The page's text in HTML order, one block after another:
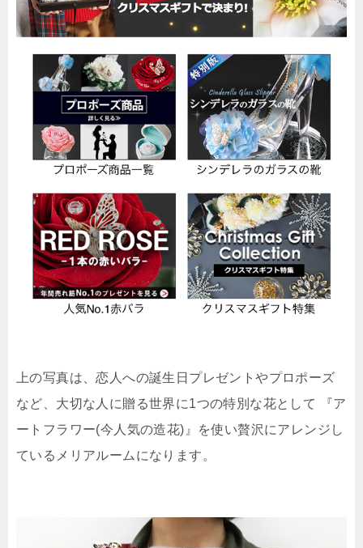
上の写真は、恋人への誕生日プレゼントやプロポーズ
など、大切な人に贈る世界に1つの特別な花として 『ア
ートフラワー(今人気の造花)』を使い贅沢にアレンジし
ているメリアルームになります。